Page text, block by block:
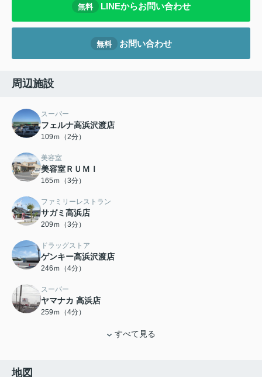
無料 LINEからお問い合わせ
無料 お問い合わせ
周辺施設
スーパー
フェルナ高浜沢渡店
109ｍ（2分）
美容室
美容室ＲＵＭＩ
165ｍ（3分）
ファミリーレストラン
サガミ高浜店
209ｍ（3分）
ドラッグストア
ゲンキー高浜沢渡店
246ｍ（4分）
スーパー
ヤマナカ 高浜店
259ｍ（4分）
すべて見る
地図